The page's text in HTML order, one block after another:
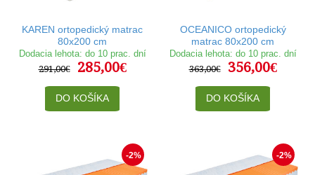
KAREN ortopedický matrac
80x200 cm
Dodacia lehota: do 10 prac. dní
291,00€
285,00€
DO KOŠÍKA
OCEANICO ortopedický
matrac 80x200 cm
Dodacia lehota: do 10 prac. dní
363,00€
356,00€
DO KOŠÍKA
-2% -2%